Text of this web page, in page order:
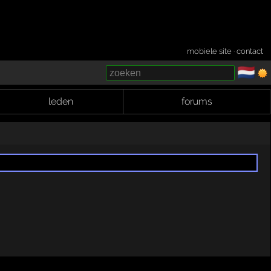
mobiele site ·contact
🇳🇱
leden forums